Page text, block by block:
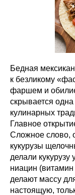
Бедная
к безликому
фаршем и
скрывается
кулинарных
Главное
Сложное слово,
кукурузы
делали
ниацин (витамин
делают массу
настоящую,